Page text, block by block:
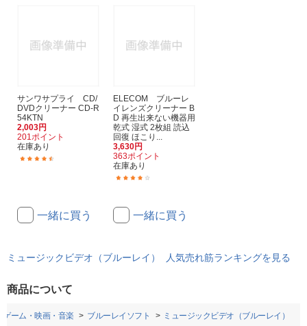
サンワサプライ CD/
DVDクリーナー CD-R
54KTN
2,003円
201ポイント
在庫あり
一緒に買う
ELECOM ブルーレ
イレンズクリーナー B
D 再生出来ない機器用
乾式 湿式 2枚組 読込
回復 ほこり...
3,630円
363ポイント
在庫あり
一緒に買う
ミュージックビデオ（ブルーレイ） 人気売れ筋ランキングを見る
商品について
ゲーム・映画・音楽 ブルーレイソフト ミュージックビデオ（ブルーレイ）